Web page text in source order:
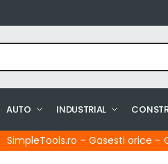
AUTO INDUSTRIAL
SimpleTools.ro – Gasesti orice –